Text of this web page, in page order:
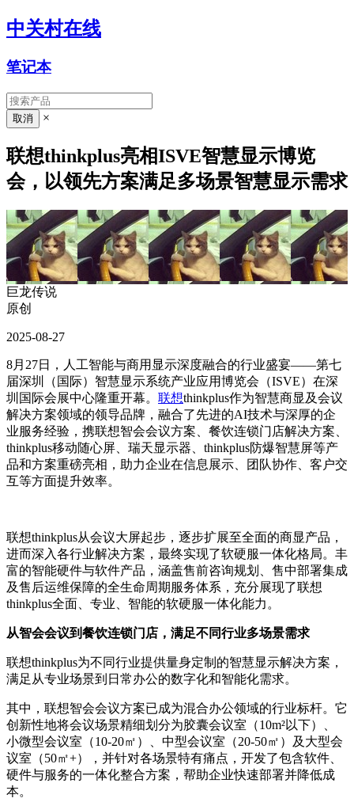
中关村在线
笔记本
×
联想thinkplus亮相ISVE智慧显示博览
会，以领先方案满足多场景智慧显示需求
巨龙传说
原创
2025-08-27
8月27日，人工智能与商用显示深度融合的行业盛宴——第七
届深圳（国际）智慧显示系统产业应用博览会（ISVE）在深
圳国际会展中心隆重开幕。 联想thinkplus作为智慧商显及会议
解决方案领域的领导品牌，融合了先进的AI技术与深厚的企
业服务经验，携联想智会会议方案、餐饮连锁门店解决方案、
thinkplus移动随心屏、瑞天显示器、thinkplus防爆智慧屏等产
品和方案重磅亮相，助力企业在信息展示、团队协作、客户交
互等方面提升效率。
联想thinkplus从会议大屏起步，逐步扩展至全面的商显产品，
进而深入各行业解决方案，最终实现了软硬服一体化格局。丰
富的智能硬件与软件产品，涵盖售前咨询规划、售中部署集成
及售后运维保障的全生命周期服务体系，充分展现了联想
thinkplus全面、专业、智能的软硬服一体化能力。
从智会会议到餐饮连锁门店，满足不同行业多场景需求
联想thinkplus为不同行业提供量身定制的智慧显示解决方案，
满足从专业场景到日常办公的数字化和智能化需求。
其中，联想智会会议方案已成为混合办公领域的行业标杆。它
创新性地将会议场景精细划分为胶囊会议室（10m²以下）、
小微型会议室（10-20㎡）、中型会议室（20-50㎡）及大型会
议室（50㎡+），并针对各场景特有痛点，开发了包含软件、
硬件与服务的一体化整合方案，帮助企业快速部署并降低成
本。